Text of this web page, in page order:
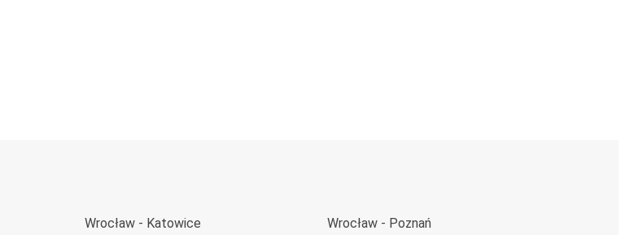
Wrocław - Katowice
Wrocław - Poznań